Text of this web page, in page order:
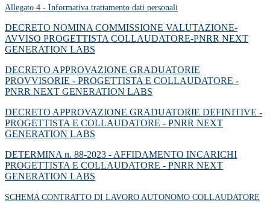
Allegato 4 - Informativa trattamento dati personali
DECRETO NOMINA COMMISSIONE VALUTAZIONE-
AVVISO PROGETTISTA COLLAUDATORE-PNRR NEXT
GENERATION LABS
DECRETO APPROVAZIONE GRADUATORIE
PROVVISORIE - PROGETTISTA E COLLAUDATORE -
PNRR NEXT GENERATION LABS
DECRETO APPROVAZIONE GRADUATORIE DEFINITIVE -
PROGETTISTA E COLLAUDATORE - PNRR NEXT
GENERATION LABS
DETERMINA n. 88-2023 - AFFIDAMENTO INCARICHI
PROGETTISTA E COLLAUDATORE - PNRR NEXT
GENERATION LABS
SCHEMA CONTRATTO DI LAVORO AUTONOMO COLLAUDATORE